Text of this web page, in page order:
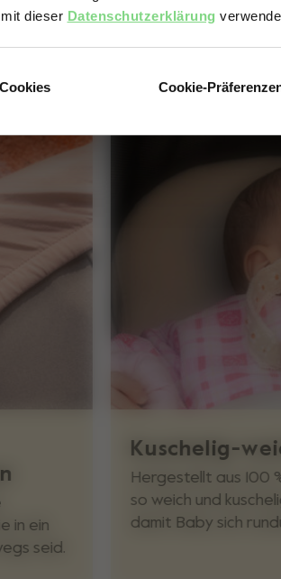
dieser Datenschutzerklärung
Cookie-
in ein
seid.
Kuschelig-
Hergestellt aus 100
so weich und
damit Baby sich